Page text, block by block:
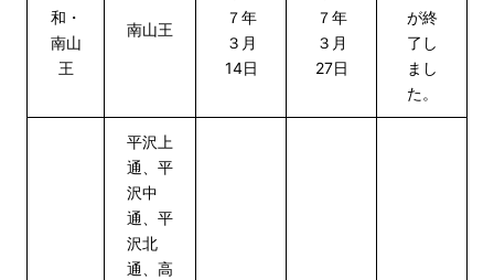
和・
南山
王
南山王
７年
３月
14日
７年
３月
27日
が終
了し
まし
た。
平沢上
通、平
沢中
通、平
沢北
通、高